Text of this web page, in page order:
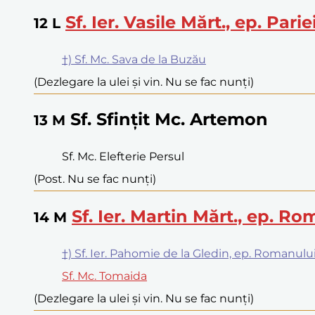
12 L Sf. Ier. Vasile Mărt., ep.
†) Sf. Mc. Sava de la Buzău
(Dezlegare la ulei și vin. Nu se fac nunți)
13 M Sf. Sfințit Mc. Artemon
Sf. Mc. Elefterie Persul
(Post. Nu se fac nunți)
14 M Sf. Ier. Martin Mărt., ep.
†) Sf. Ier. Pahomie de la Gledin, ep. Romanului
Sf. Mc. Tomaida
(Dezlegare la ulei și vin. Nu se fac nunți)